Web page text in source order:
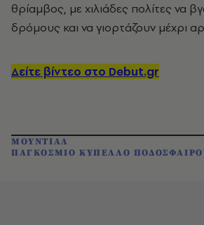
θρίαμβος, με χιλιάδες πολίτες να
δρόμους και να γιορτάζουν μέχρι
Δείτε βίντεο στο Debut.gr
ΜΟΥΝΤΙΑΛ
ΠΑΓΚΟΣΜΙΟ ΚΥΠΕΛΛΟ